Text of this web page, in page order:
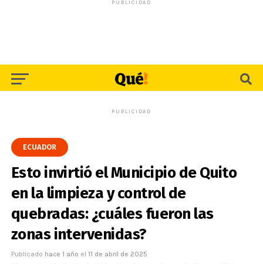
PUBLICIDAD
PUBLICIDAD
ECUADOR
Esto invirtió el Municipio de Quito
en la limpieza y control de
quebradas: ¿cuáles fueron las
zonas intervenidas?
Publicado hace 1 año el 11 de abril de 2025